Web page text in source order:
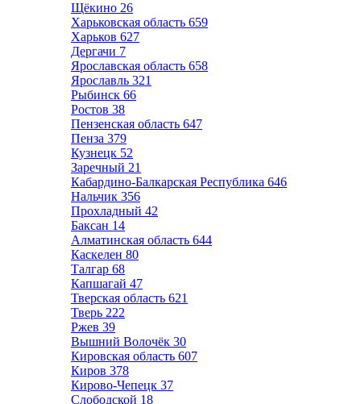
Щёкино 26
Харьковская область 659
Харьков 627
Дергачи 7
Ярославская область 658
Ярославль 321
Рыбинск 66
Ростов 38
Пензенская область 647
Пенза 379
Кузнецк 52
Заречный 21
Кабардино-Балкарская Республика 646
Нальчик 356
Прохладный 42
Баксан 14
Алматинская область 644
Каскелен 80
Талгар 68
Капшагай 47
Тверская область 621
Тверь 222
Ржев 39
Вышний Волочёк 30
Кировская область 607
Киров 378
Кирово-Чепецк 37
Слободской 18